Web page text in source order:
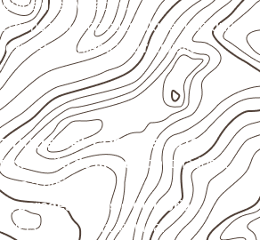
desnivelados.
técnico qualquer uso que
exposição intensa ou requisitos
pode ser considerado
de móveis
destinados a
à umidade.
paredes, pisos e divisórias ,
com a ficha técnica.